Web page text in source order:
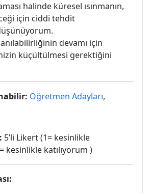
halinde küresel ısınmanın,
için ciddi tehdit
devamı için
küçültülmesi gerektiğini
Öğretmen Adayları,
5’li Likert (1= kesinlikle
kesinlikle katılıyorum )